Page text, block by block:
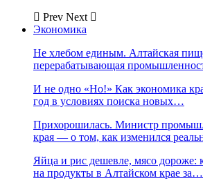
Prev Next
Экономика
Не хлебом единым. Алтайская
перерабатывающая
И не одно «Но!» Как экономика
год в условиях поиска новых…
Прихорошилась. Министр
края — о том, как изменился
Яйца и рис дешевле, мясо дороже:
на продукты в Алтайском крае за…